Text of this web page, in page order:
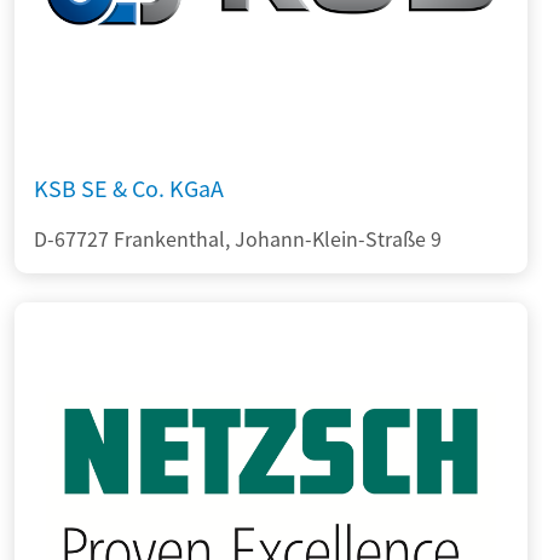
KSB SE & Co. KGaA
D-67727 Frankenthal, Johann-Klein-Straße 9